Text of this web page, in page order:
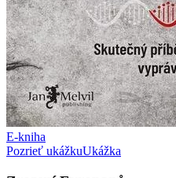
E-kniha
Pozrieť ukážkuUkážka